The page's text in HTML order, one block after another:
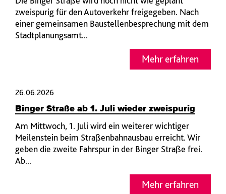
zweispurig für den Autoverkehr freigegeben. Nach
einer gemeinsamen Baustellenbesprechung mit dem
Stadtplanungsamt...
Mehr erfahren
26.06.2026
Binger Straße ab 1. Juli wieder zweispurig
Am Mittwoch, 1. Juli wird ein weiterer wichtiger
Meilenstein beim Straßenbahnausbau erreicht. Wir
geben die zweite Fahrspur in der Binger Straße frei.
Ab...
Mehr erfahren